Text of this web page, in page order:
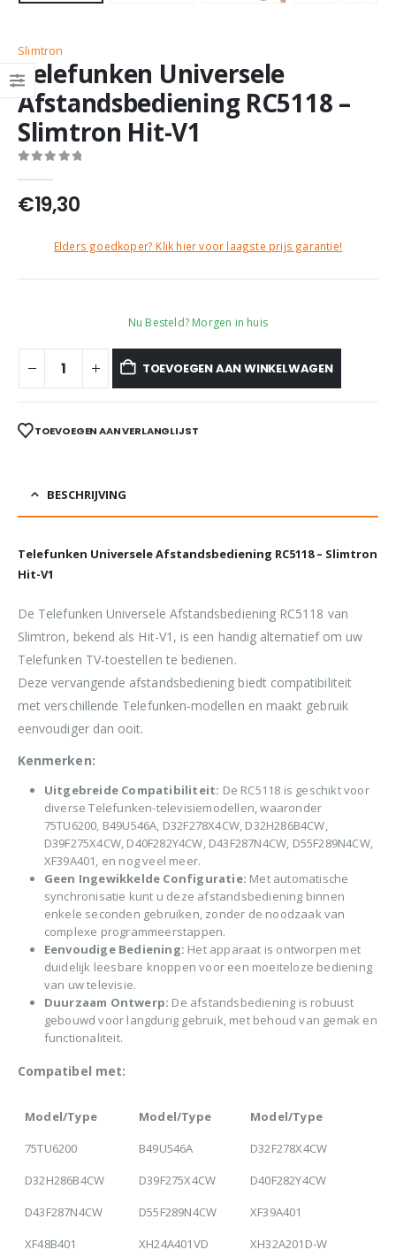
Slimtron
Telefunken Universele
Afstandsbediening RC5118 –
Slimtron Hit-V1
€19,30
Elders goedkoper? Klik hier voor laagste prijs garantie!
Nu Besteld? Morgen in huis
TOEVOEGEN AAN WINKELWAGEN
TOEVOEGEN AAN VERLANGLIJST
BESCHRIJVING
Telefunken Universele Afstandsbediening RC5118 – Slimtron
Hit-V1
De Telefunken Universele Afstandsbediening RC5118 van
Slimtron, bekend als Hit-V1, is een handig alternatief om uw
Telefunken TV-toestellen te bedienen.
Deze vervangende afstandsbediening biedt compatibiliteit
met verschillende Telefunken-modellen en maakt gebruik
eenvoudiger dan ooit.
Kenmerken:
Uitgebreide Compatibiliteit: De RC5118 is geschikt voor
diverse Telefunken-televisiemodellen, waaronder
75TU6200, B49U546A, D32F278X4CW, D32H286B4CW,
D39F275X4CW, D40F282Y4CW, D43F287N4CW, D55F289N4CW,
XF39A401, en nog veel meer.
Geen Ingewikkelde Configuratie: Met automatische
synchronisatie kunt u deze afstandsbediening binnen
enkele seconden gebruiken, zonder de noodzaak van
complexe programmeerstappen.
Eenvoudige Bediening: Het apparaat is ontworpen met
duidelijk leesbare knoppen voor een moeiteloze bediening
van uw televisie.
Duurzaam Ontwerp: De afstandsbediening is robuust
gebouwd voor langdurig gebruik, met behoud van gemak en
functionaliteit.
Compatibel met:
Model/Type Model/Type
Model/Type
75TU6200
B49U546A
D32F278X4CW
D32H286B4CW
D39F275X4CW
D40F282Y4CW
D43F287N4CW
D55F289N4CW
XF39A401
XF48B401
XH24A401VD XH32A201D-W